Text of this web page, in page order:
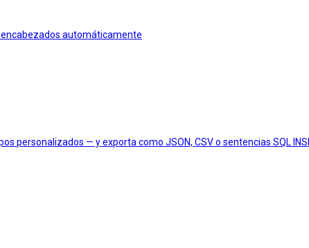
automáticamente
personalizados — y exporta como JSON, CSV o sentencias SQL